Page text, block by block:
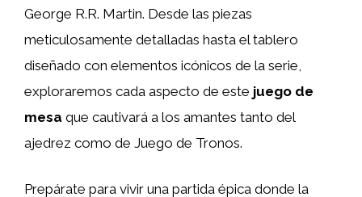
George R.R. Martin. Desde las piezas
meticulosamente detalladas hasta el tablero
diseñado con elementos icónicos de la serie,
exploraremos cada aspecto de este juego de
mesa que cautivará a los amantes tanto del
ajedrez como de Juego de Tronos.
Prepárate para vivir una partida épica donde la